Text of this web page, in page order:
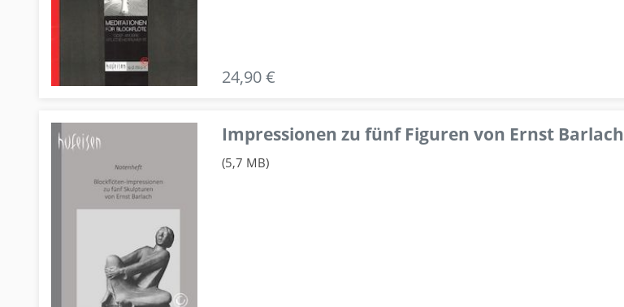
24,90 €
Impressionen zu fünf Figuren von Ernst Barlach
(5,7 MB)